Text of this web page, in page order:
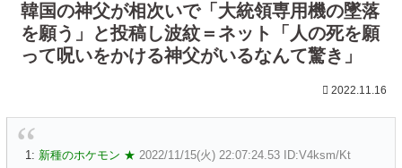
韓国の神父が相次いで「大統領専用機の墜落
を願う」と投稿し波紋＝ネット「人の死を願
って呪いをかける神父がいるなんて驚き」
2022.11.16
1: 新種のホケモン ★ 2022/11/15(火) 22:07:24.53 ID:V4ksm/Kt